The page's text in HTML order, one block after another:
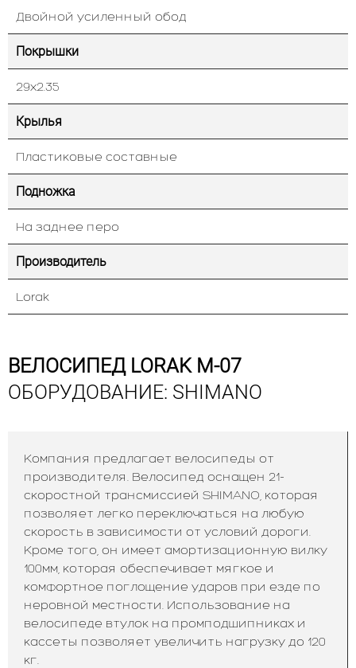
Двойной усиленный обод
Покрышки
29х2.35
Крылья
Пластиковые составные
Подножка
На заднее перо
Производитель
Lorak
ВЕЛОСИПЕД LORAK M-07
ОБОРУДОВАНИЕ: SHIMANO
Компания предлагает велосипеды от
производителя. Велосипед оснащен 21-
скоростной трансмиссией SHIMANO, которая
позволяет легко переключаться на любую
скорость в зависимости от условий дороги.
Кроме того, он имеет амортизационную вилку
100мм, которая обеспечивает мягкое и
комфортное поглощение ударов при езде по
неровной местности. Использование на
велосипеде втулок на промподшипниках и
кассеты позволяет увеличить нагрузку до 120
кг.